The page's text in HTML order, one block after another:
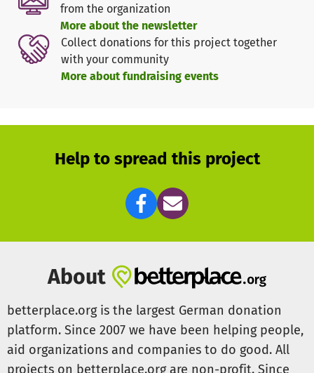
from the organization
More about the newsletter
Collect donations for this project together
with your community
More about fundraising events
Help to spread this project
About
betterplace.org is the largest German donation
platform. Since 2007 we have been helping people,
aid organizations and companies to do good. All
projects on betterplace.org are non-profit. Since